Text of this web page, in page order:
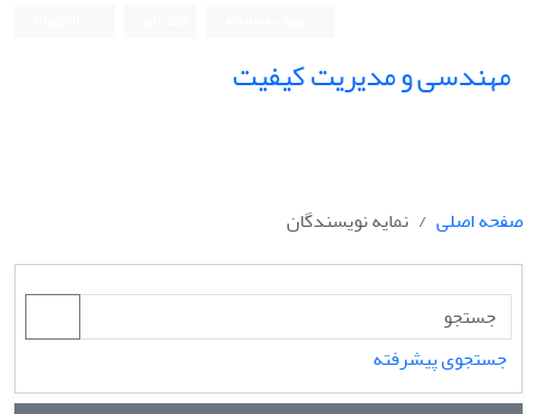
مهندسی و مدیریت کیفیت
صفحه اصلی نمایه نویسندگان
جستجوی پیشرفته